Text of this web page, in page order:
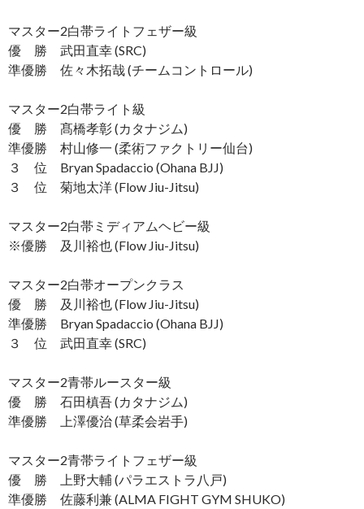
マスター2白帯ライトフェザー級
優 勝 武田直幸 (SRC)
準優勝 佐々木拓哉 (チームコントロール)
マスター2白帯ライト級
優 勝 髙橋孝彰 (カタナジム)
準優勝 村山修一 (柔術ファクトリー仙台)
３ 位 Bryan Spadaccio (Ohana BJJ)
３ 位 菊地太洋 (Flow Jiu-Jitsu)
マスター2白帯ミディアムヘビー級
※優勝 及川裕也 (Flow Jiu-Jitsu)
マスター2白帯オープンクラス
優 勝 及川裕也 (Flow Jiu-Jitsu)
準優勝 Bryan Spadaccio (Ohana BJJ)
３ 位 武田直幸 (SRC)
マスター2青帯ルースター級
優 勝 石田槙吾 (カタナジム)
準優勝 上澤優治 (草柔会岩手)
マスター2青帯ライトフェザー級
優 勝 上野大輔 (パラエストラ八戸)
準優勝 佐藤利兼 (ALMA FIGHT GYM SHUKO)